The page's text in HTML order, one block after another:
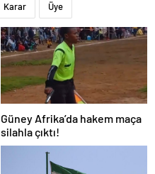
Karar Üye
Güney Afrika’da hakem maça
silahla çıktı!